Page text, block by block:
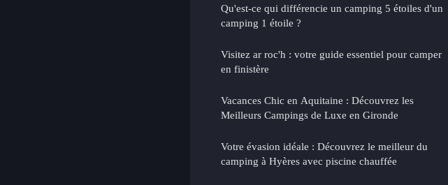
Qu'est-ce qui différencie un camping 5 étoiles d'un
camping 1 étoile ?
Visitez ar roc'h : votre guide essentiel pour camper
en finistère
Vacances Chic en Aquitaine : Découvrez les
Meilleurs Campings de Luxe en Gironde
Votre évasion idéale : Découvrez le meilleur du
camping à Hyères avec piscine chauffée